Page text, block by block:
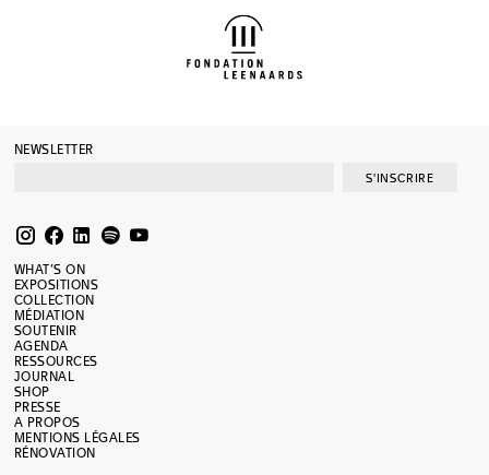
NEWSLETTER
S'INSCRIRE
WHAT’S ON
EXPOSITIONS
COLLECTION
MÉDIATION
SOUTENIR
AGENDA
RESSOURCES
JOURNAL
SHOP
PRESSE
A PROPOS
MENTIONS LÉGALES
RÉNOVATION